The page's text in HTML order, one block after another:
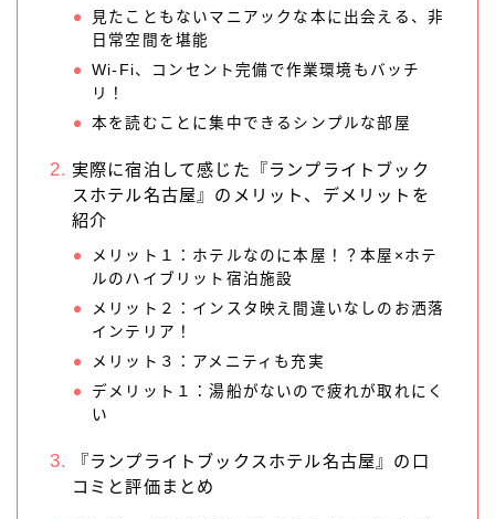
見たこともないマニアックな本に出会える、非
日常空間を堪能
Wi-Fi、コンセント完備で作業環境もバッチ
リ！
本を読むことに集中できるシンプルな部屋
実際に宿泊して感じた『ランプライトブック
スホテル名古屋』のメリット、デメリットを
紹介
メリット１：ホテルなのに本屋！？本屋×ホテ
ルのハイブリット宿泊施設
メリット２：インスタ映え間違いなしのお洒落
インテリア！
メリット３：アメニティも充実
デメリット１：湯船がないので疲れが取れにく
い
『ランプライトブックスホテル名古屋』の口
コミと評価まとめ